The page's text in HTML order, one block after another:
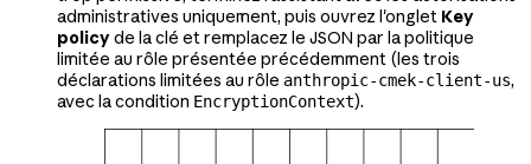
administratives uniquement, puis ouvrez l'onglet Key
policyde la clé et remplacez le JSON par la politique
limitée au rôle présentée précédemment (les trois
déclarations limitées au rôle anthropic-cmek-client-us,
avec la condition EncryptionContext).